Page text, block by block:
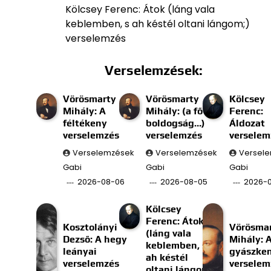
Kölcsey Ferenc: Átok (láng vala
keblemben, s ah késtél oltani lángom;)
verselemzés
Verselemzések:
Vörösmarty
Mihály: A
féltékeny
verselemzés
Verselemzések
Gabi
2026-08-06
Vörösmarty
Mihály: (a fő
boldogság…)
verselemzés
Verselemzések
Gabi
2026-08-05
Kölcsey
Ferenc:
Áldozat
Gabi
2026-
Kosztolányi
Dezső: A hegy
leányai
verselemzés
Kölcsey
Ferenc: Átok
(láng vala
keblemben, s
ah késtél
Mihály: